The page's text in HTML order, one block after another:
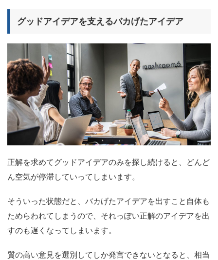
グッドアイデアを支えるバカげたアイデア
正解を求めてグッドアイデアのみを探し続けると、どんど
ん空気が停滞していってしまいます。
そういった状態だと、バカげたアイデアを出すこと自体も
ためらわれてしまうので、それっぽい正解のアイデアを出
すのも遅くなってしまいます。
質の高い意見を選別してしか発言できないとなると、相当